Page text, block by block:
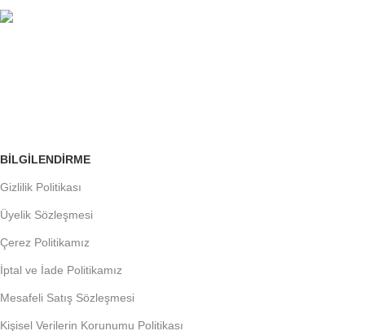
BILGILENDIRME
Gizlilik Politikası
Üyelik Sözleşmesi
Çerez Politikamız
İptal ve İade Politikamız
Mesafeli Satış Sözleşmesi
Kişisel Verilerin Korunumu Politikası